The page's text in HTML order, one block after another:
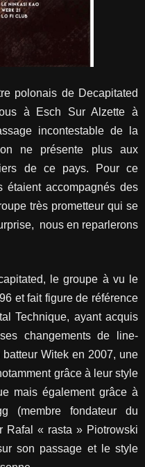
polonais de Decapitated
à Esch Sur Alzette à
incontestable de la
ne présente plus aux
de ce pays. Pour ce
accompagnés des
très prometteur qui se
nous en reparlerons
le groupe à vu le
et fait figure de référence
Technique, ayant acquis
changements de line-
Witek en 2007, une
grâce à leur style
mais également grâce à
(membre fondateur du
Rafal « rasta » Piotrowski
son passage et le style